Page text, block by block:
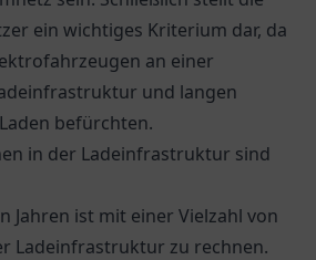
ein wichtiges Kriterium dar, da
an einer
und langen
befürchten.
in der Ladeinfrastruktur sind
Jahren ist mit einer Vielzahl von
Ladeinfrastruktur zu rechnen.